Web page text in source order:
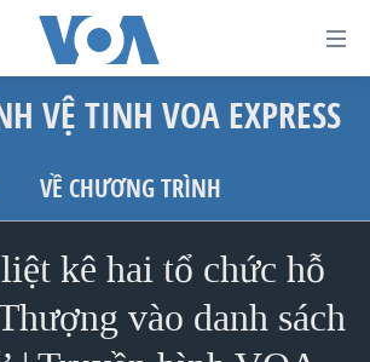
VỆ TINH VOA EXPRESS
VỀ CHƯƠNG TRÌNH
kê hai tổ chức hỗ
vào danh sách